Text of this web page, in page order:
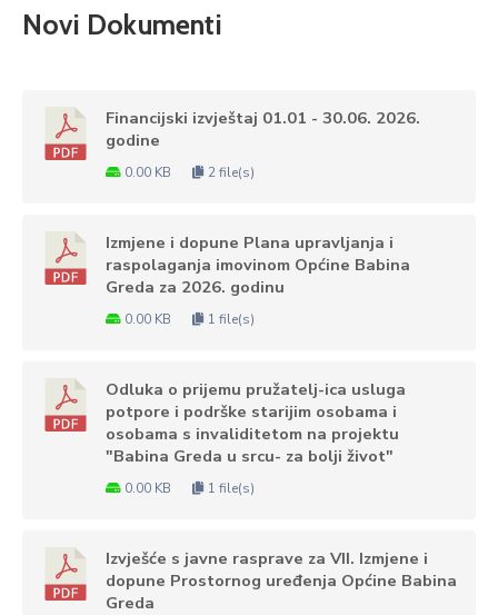
Novi Dokumenti
Financijski izvještaj 01.01 - 30.06. 2026.
godine
0.00 KB 2 file(s)
Izmjene i dopune Plana upravljanja i
raspolaganja imovinom Općine Babina
Greda za 2026. godinu
0.00 KB 1 file(s)
Odluka o prijemu pružatelj-ica usluga
potpore i podrške starijim osobama i
osobama s invaliditetom na projektu
"Babina Greda u srcu- za bolji život"
0.00 KB 1 file(s)
Izvješće s javne rasprave za VII. Izmjene i
dopune Prostornog uređenja Općine Babina
Greda